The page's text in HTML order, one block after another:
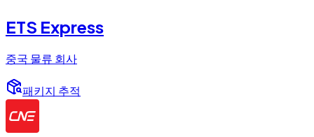
ETS Express
중국 물류 회사
패키지 추적